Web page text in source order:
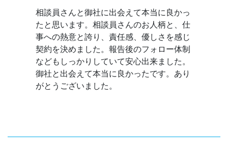
相談員さんと御社に出会えて本当に良かっ
たと思います。相談員さんのお人柄と、仕
事への熱意と誇り、責任感、優しさを感じ
契約を決めました。報告後のフォロー体制
などもしっかりしていて安心出来ました。
御社と出会えて本当に良かったです。あり
がとうございました。